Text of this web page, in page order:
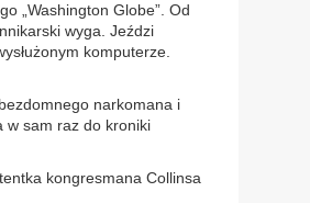
„Washington Globe”. Od
wyga. Jeździ
komputerze.
narkomana i
w sam raz do kroniki
kongresmana Collinsa